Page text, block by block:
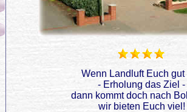
Wenn Landluft Euch
- Erholung das Ziel -
dann kommt doch nach
wir bieten Euch viel!